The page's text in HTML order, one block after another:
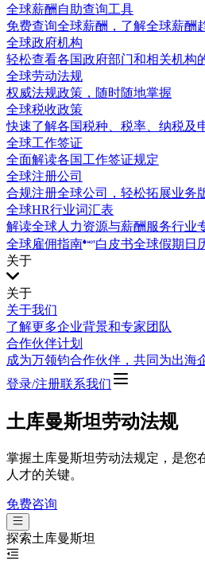
全球薪酬自助查询工具
免费查询全球薪酬，了解全球薪酬
全球政府机构
轻松查看各国政府部门和相关机构
全球劳动法规
权威法规政策，随时随地掌握
全球税收政策
快速了解各国税种、税率、纳税及
全球工作签证
全面解读各国工作签证规定
全球注册公司
合规注册全球公司，轻松拓展业务
全球HR行业词汇表
解读全球人力资源与薪酬服务行业
全球雇佣指南
白皮书全球假期日
关于
关于
关于我们
了解更多企业背景和专家团队
合作伙伴计划
成为万领钧合作伙伴，共同为出海
登录/注册联系我们
土库曼斯坦劳动法规
掌握土库曼斯坦劳动法规定，是您
人才的关键。
免费咨询
探索土库曼斯坦